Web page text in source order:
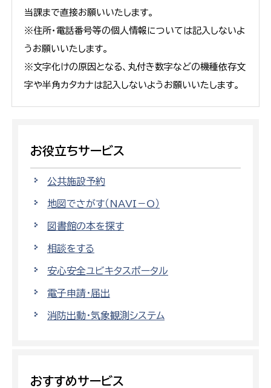
当課まで直接お願いいたします。
※住所・電話番号等の個人情報については記入しないよ
うお願いいたします。
※文字化けの原因となる、丸付き数字などの機種依存文
字や半角カタカナは記入しないようお願いいたします。
お役立ちサービス
公共施設予約
地図でさがす（NAVI－O）
図書館の本を探す
相談をする
安心安全ユビキタスポータル
電子申請・届出
消防出動・気象観測システム
おすすめサービス